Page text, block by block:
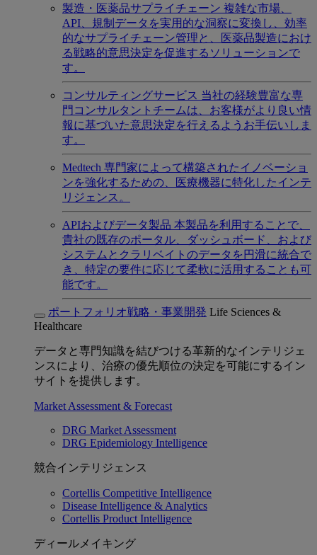
製造・医薬品サプライチェーン 複雑な市場、
API、規制データを実用的な洞察に変換し、効率
的なサプライチェーン管理と、医薬品製造におけ
る戦略的意思決定を促進するソリューションで
す。
コンサルティングサービス 当社の経験豊富な専
門コンサルタントチームは、お客様がより良い情
報に基づいた意思決定を行えるようお手伝いしま
す。
Medtech 専門家によって構築されたイノベーショ
ンを強化するための、医療機器に特化したインテ
リジェンス。
APIおよびデータ製品 本製品を利用することで、
貴社の既存のポータル、ダッシュボード、および
システムとクラリベイトのデータを円滑に統合で
き、特定の要件に応じて柔軟に活用することも可
能です。
ポートフォリオ戦略・事業開発 Life Sciences &
Healthcare
データと専門知識を結びつける革新的なインテリジェ
ンスにより、治療の優先順位の決定を可能にするイン
サイトを提供します。
Market Assessment & Forecast
DRG Market Assessment
DRG Epidemiology Intelligence
競合インテリジェンス
Cortellis Competitive Intelligence
Disease Intelligence & Analytics
Cortellis Product Intelligence
ディールメイキング